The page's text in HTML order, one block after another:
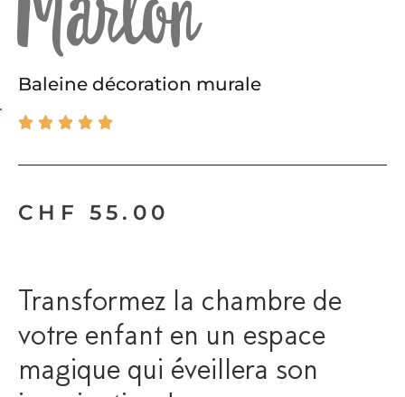
Baleine décoration murale
CHF 55.00
Transformez la chambre de
votre enfant en un espace
magique qui éveillera son